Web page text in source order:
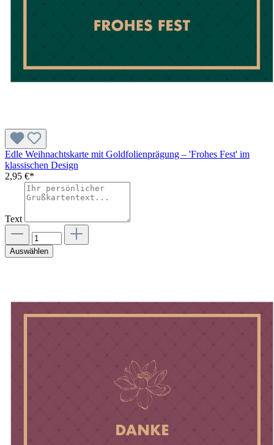
Edle Weihnachtskarte mit Goldfolienprägung – 'Frohes Fest' im
klassischen Design
2,95 €*
Text
Auswählen